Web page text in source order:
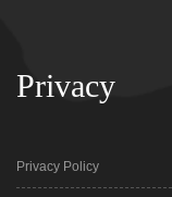
Privacy
Privacy Policy